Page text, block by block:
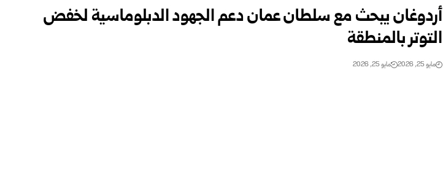
أردوغان يبحث مع سلطان عمان دعم الجهود الدبلوماسية لخفض
التوتر بالمنطقة
مايو 25, 2026 مايو 25, 2026